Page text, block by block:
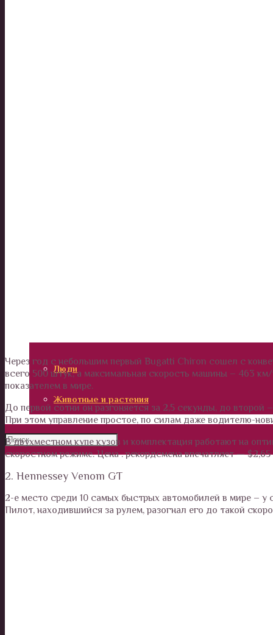
Люди
Животные и растения
Через год с небольшим первый Bugatti Chiron сошел с
всего 500 штук, а максимальная скорость машины – 463
показателем в мире.
До первой сотни он разгоняется за 2,5 секунды, до второй
При этом управление простое, по силам даже водителю-
В двухместном купе кузов и комплектация работают на
скоростном режиме. Цена . рекордсмена впечатляет — $2,65
2. Hennessey Venom GT
2-е место среди 10 самых быстрых автомобилей в мире – у
Пилот, находившийся за рулем, разогнал его до такой